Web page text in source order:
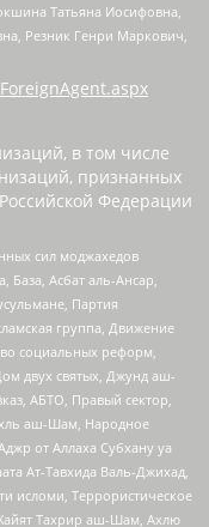
Татьяна Иосифовна,
Резник Генри Маркович,
в том числе
признанных
Федерации
сил моджахедов
База, Асбат аль-Ансар,
Партия
группа, Движение
социальных реформ,
двух святых, Джунд аш-
АБТО, Правый сектор,
аш-Шам, Народное
от Аллаха Субхану уа
Ат-Тавхида Валь-Джихад,
исломи, Террористическое
Тахрир аш-Шам, Ахлю